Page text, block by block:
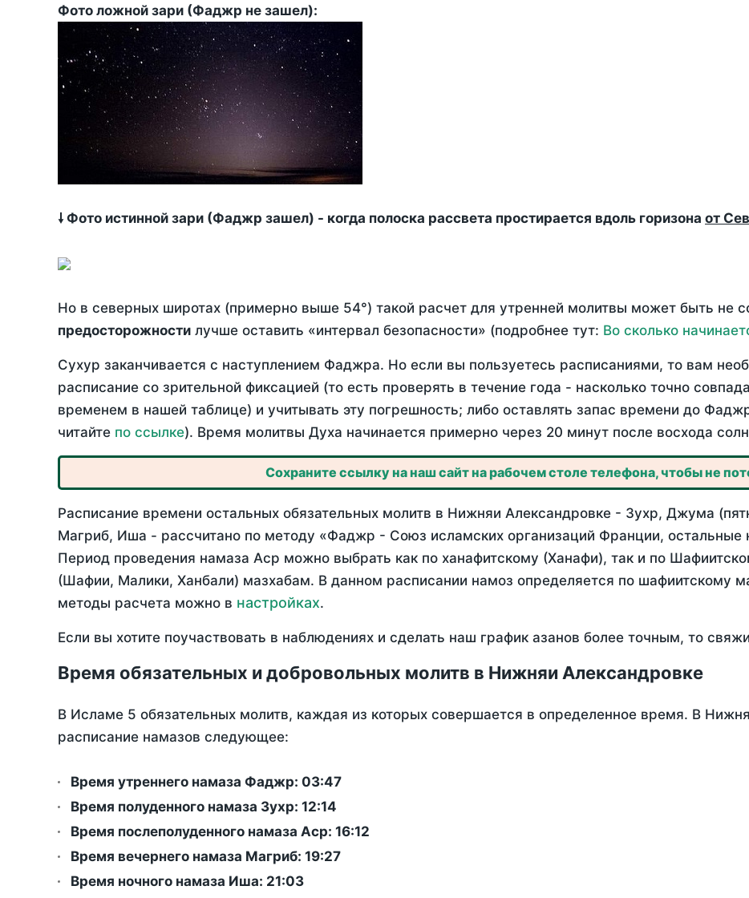
Фото ложной зари (Фаджр не зашел):
🠗 Фото истинной зари (Фаджр зашел) - когда полоска рассвета простирается вдоль горизона от
Но в северных широтах (примерно выше 54°) такой расчет для утренней молитвы может быть не
предосторожности лучше оставить «интервал безопасности» (подробнее тут: Во сколько
Сухур заканчивается с наступлением Фаджра. Но если вы пользуетесь расписаниями, то вам
расписание со зрительной фиксацией (то есть проверять в течение года - насколько точно
временем в нашей таблице) и учитывать эту погрешность; либо оставлять запас времени до
читайте по ссылке). Время молитвы Духа начинается примерно через 20 минут после восхода
Сохраните ссылку на наш сайт на рабочем столе телефона, чтобы не
Расписание времени остальных обязательных молитв в Нижняи Александровке - Зухр, Джума
Магриб, Иша - рассчитано по методу «Фаджр - Союз исламских организаций Франции,
Период проведения намаза Аср можно выбрать как по ханафитскому (Ханафи), так и по
(Шафии, Малики, Ханбали) мазхабам. В данном расписании намоз определяется по шафиитскому
методы расчета можно в настройках.
Если вы хотите поучаствовать в наблюдениях и сделать наш график азанов более точным, то
Время обязательных и добровольных молитв в Нижняи Александровке
В Исламе 5 обязательных молитв, каждая из которых совершается в определенное время. В
расписание намазов следующее:
Время утреннего намаза Фаджр: 03:47
Время полуденного намаза Зухр: 12:14
Время послеполуденного намаза Аср: 16:12
Время вечернего намаза Магриб: 19:27
Время ночного намаза Иша: 21:03